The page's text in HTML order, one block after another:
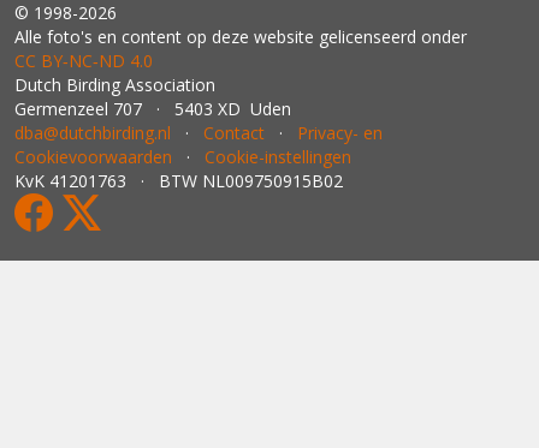
© 1998-2026
Alle foto's en content op deze website gelicenseerd onder
CC BY‑NC‑ND 4.0
Dutch Birding Association
Germenzeel 707 · 5403 XD Uden
dba@dutchbirding.nl · Contact · Privacy- en
Cookievoorwaarden · Cookie-instellingen
KvK 41201763 · BTW NL009750915B02